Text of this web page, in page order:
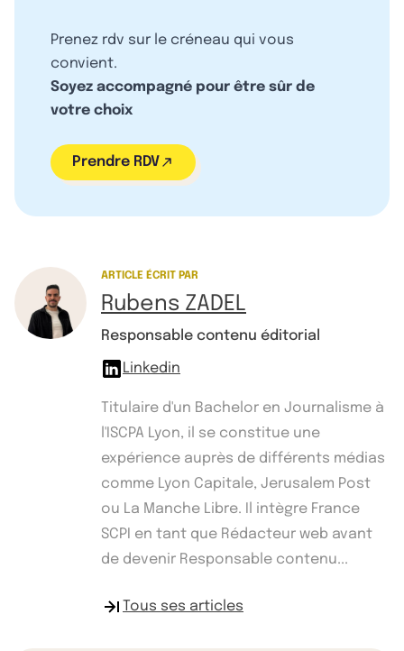
Prenez rdv sur le créneau qui vous
convient.
Soyez accompagné pour être sûr de
votre choix
Prendre RDV
ARTICLE ÉCRIT PAR
Rubens ZADEL
Responsable contenu éditorial
Linkedin
Titulaire d'un Bachelor en Journalisme à
l'ISCPA Lyon, il se constitue une
expérience auprès de différents médias
comme Lyon Capitale, Jerusalem Post
ou La Manche Libre. Il intègre France
SCPI en tant que Rédacteur web avant
de devenir Responsable contenu...
Tous ses articles